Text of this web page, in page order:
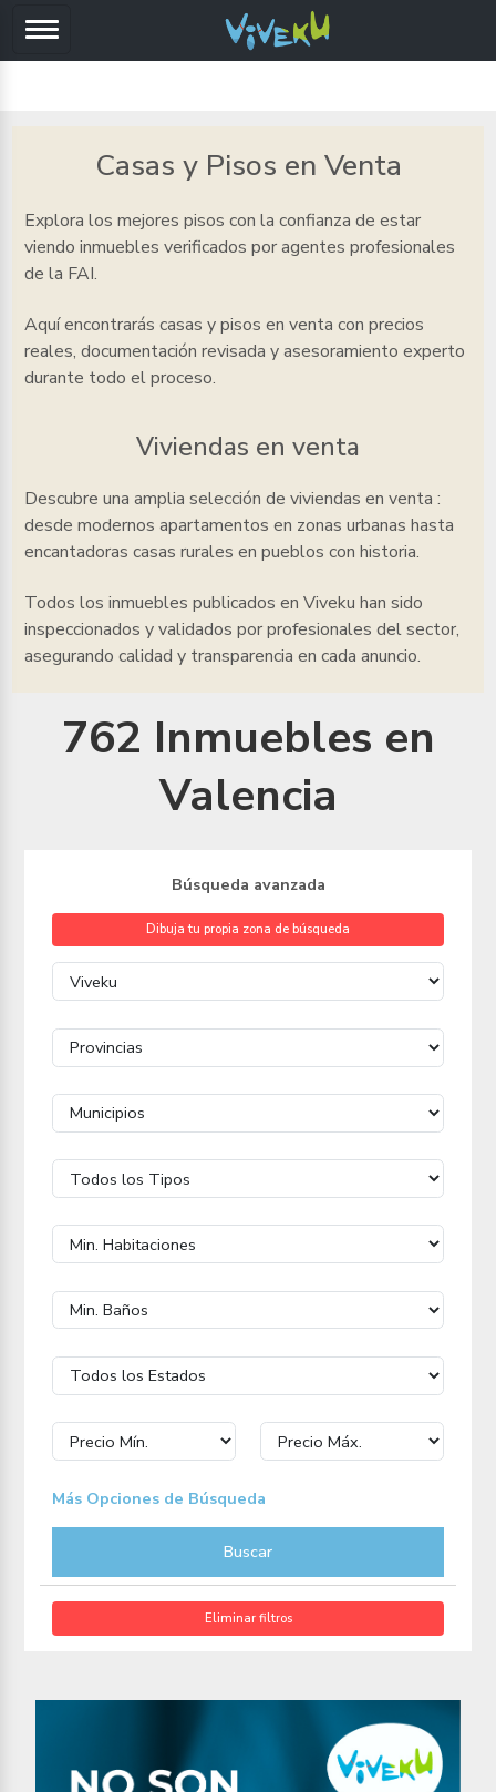
Casas y Pisos en Venta
Explora los mejores pisos con la confianza de estar
viendo inmuebles verificados por agentes profesionales
de la FAI.
Aquí encontrarás casas y pisos en venta con precios
reales, documentación revisada y asesoramiento experto
durante todo el proceso.
Viviendas en venta
Descubre una amplia selección de viviendas en venta :
desde modernos apartamentos en zonas urbanas hasta
encantadoras casas rurales en pueblos con historia.
Todos los inmuebles publicados en Viveku han sido
inspeccionados y validados por profesionales del sector,
asegurando calidad y transparencia en cada anuncio.
762 Inmuebles en
Valencia
Búsqueda avanzada
Dibuja tu propia zona de búsqueda
Más Opciones de Búsqueda
Buscar
Eliminar filtros